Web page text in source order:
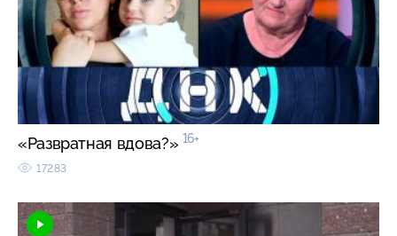
«Развратная вдова?» 16+
17283